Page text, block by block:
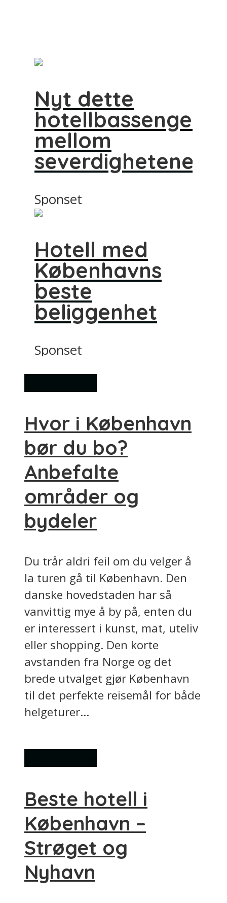
Nyt dette
hotellbassenget
mellom
severdighetene
Sponset
Hotell med
Københavns
beste
beliggenhet
Sponset
Hvor i København
bør du bo?
Anbefalte
områder og
bydeler
Du trår aldri feil om du velger å
la turen gå til København. Den
danske hovedstaden har så
vanvittig mye å by på, enten du
er interessert i kunst, mat, uteliv
eller shopping. Den korte
avstanden fra Norge og det
brede utvalget gjør København
til det perfekte reisemål for både
helgeturer...
Beste hotell i
København –
Strøget og
Nyhavn